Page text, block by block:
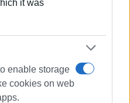
it was
enable storage
cookies on web